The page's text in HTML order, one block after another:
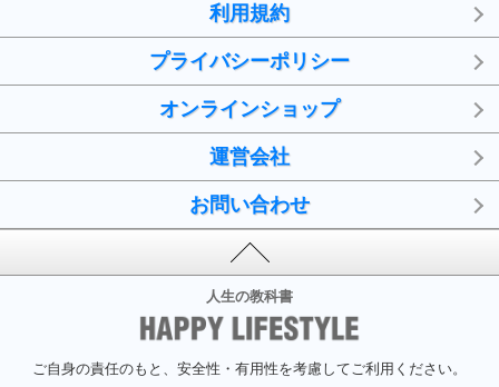
利用規約
プライバシーポリシー
オンラインショップ
運営会社
お問い合わせ
人生の教科書
ご自身の責任のもと、安全性・有用性を考慮してご利用ください。